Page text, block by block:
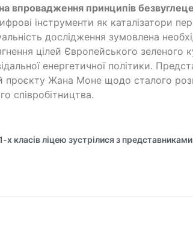
впровадження принципів
інструменти як каталізатори
дослідження зумовлена
цілей Європейського зеленого
енергетичної політики.
проєкту Жана Моне щодо сталого
співробітництва.